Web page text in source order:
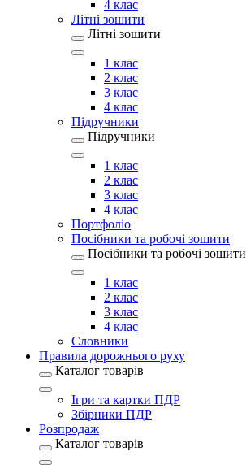
4 клас
Літні зошити
Літні зошити
1 клас
2 клас
3 клас
4 клас
Підручники
Підручники
1 клас
2 клас
3 клас
4 клас
Портфоліо
Посібники та робочі зошити
Посібники та робочі зошити
1 клас
2 клас
3 клас
4 клас
Словники
Правила дорожнього руху
Каталог товарів
Ігри та картки ПДР
Збірники ПДР
Розпродаж
Каталог товарів